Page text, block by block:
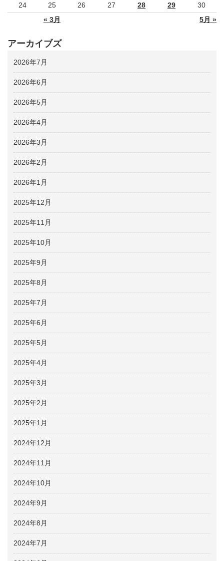
« 3月 5月 »
24
25 26 27 28 29 30
アーカイブズ
2026年7月
2026年6月
2026年5月
2026年4月
2026年3月
2026年2月
2026年1月
2025年12月
2025年11月
2025年10月
2025年9月
2025年8月
2025年7月
2025年6月
2025年5月
2025年4月
2025年3月
2025年2月
2025年1月
2024年12月
2024年11月
2024年10月
2024年9月
2024年8月
2024年7月